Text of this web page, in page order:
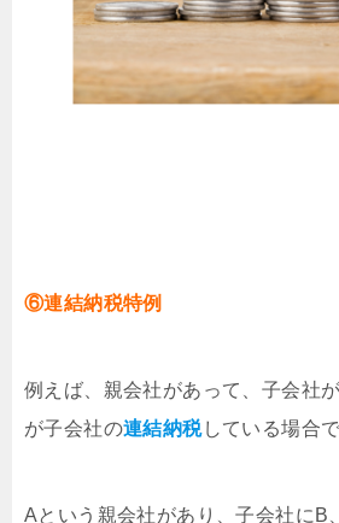
⑥連結納税特例
例えば、親会社があって、子会社
が子会社の連結納税している場合で
Aという親会社があり、子会社にB